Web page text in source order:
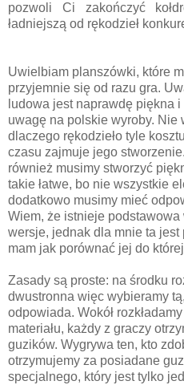
pozwoli Ci zakończyć
ładniejszą od rękodzieł
Uwielbiam planszówki, które
przyjemnie się od razu gra.
ludowa jest naprawdę piękna
uwagę na polskie wyroby.
dlaczego rękodzieło tyle
czasu zajmuje jego
również musimy stworzyć
takie łatwe, bo nie wszystkie
dodatkowo musimy mieć
Wiem, że istnieje
wersje, jednak dla mnie ta
mam jak porównać jej do
Zasady są proste: na środku
dwustronna więc wybieramy
odpowiada. Wokół
materiału, każdy z graczy
guzików. Wygrywa ten, kto
otrzymujemy za posiadane
specjalnego, który jest tylko